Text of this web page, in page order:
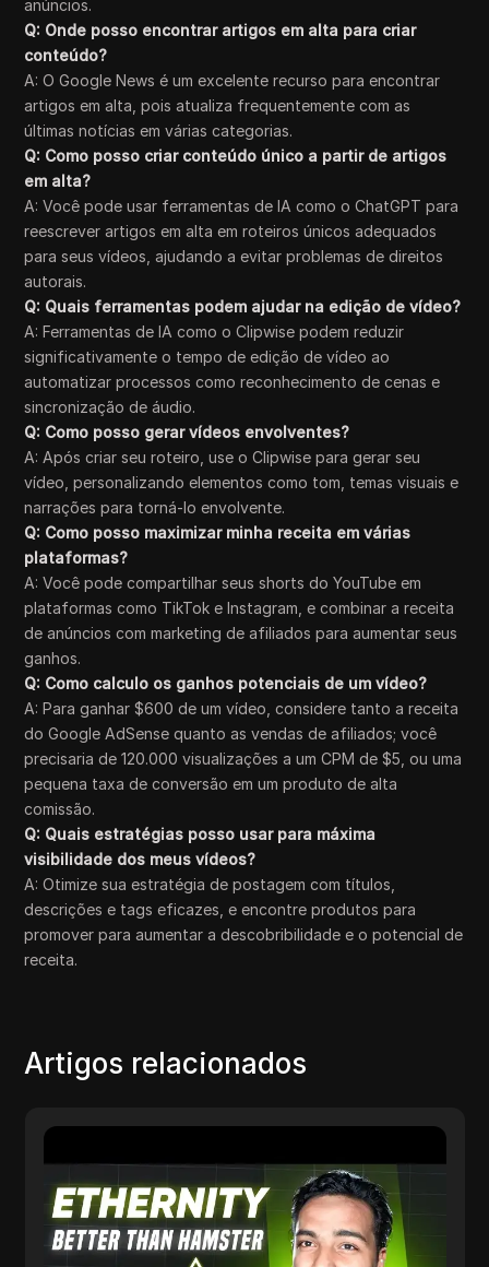
anúncios.
Q: Onde posso encontrar artigos em alta para criar
conteúdo?
A: O Google News é um excelente recurso para encontrar
artigos em alta, pois atualiza frequentemente com as
últimas notícias em várias categorias.
Q: Como posso criar conteúdo único a partir de artigos
em alta?
A: Você pode usar ferramentas de IA como o ChatGPT para
reescrever artigos em alta em roteiros únicos adequados
para seus vídeos, ajudando a evitar problemas de direitos
autorais.
Q: Quais ferramentas podem ajudar na edição de vídeo?
A: Ferramentas de IA como o Clipwise podem reduzir
significativamente o tempo de edição de vídeo ao
automatizar processos como reconhecimento de cenas e
sincronização de áudio.
Q: Como posso gerar vídeos envolventes?
A: Após criar seu roteiro, use o Clipwise para gerar seu
vídeo, personalizando elementos como tom, temas visuais e
narrações para torná-lo envolvente.
Q: Como posso maximizar minha receita em várias
plataformas?
A: Você pode compartilhar seus shorts do YouTube em
plataformas como TikTok e Instagram, e combinar a receita
de anúncios com marketing de afiliados para aumentar seus
ganhos.
Q: Como calculo os ganhos potenciais de um vídeo?
A: Para ganhar $600 de um vídeo, considere tanto a receita
do Google AdSense quanto as vendas de afiliados; você
precisaria de 120.000 visualizações a um CPM de $5, ou uma
pequena taxa de conversão em um produto de alta
comissão.
Q: Quais estratégias posso usar para máxima
visibilidade dos meus vídeos?
A: Otimize sua estratégia de postagem com títulos,
descrições e tags eficazes, e encontre produtos para
promover para aumentar a descobribilidade e o potencial de
receita.
Artigos relacionados